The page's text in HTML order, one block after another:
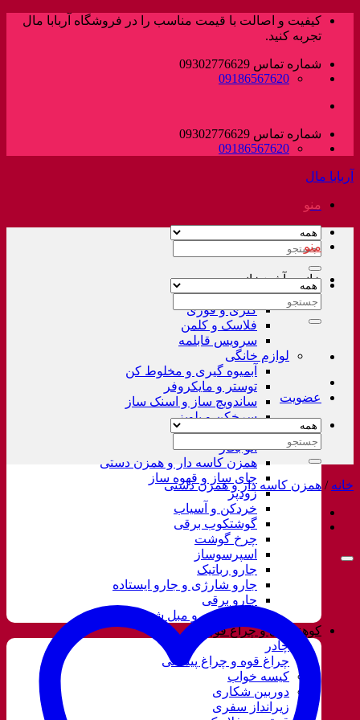
پرش
کیفیت و اصالت با قیمت مناسب را در فروشگاه آربابا مال
تجربه کنید.
شماره تماس 09302776629
09186567620
شماره تماس 09302776629
09186567620
آربابا مال
منو
جستجو
خانه و آشپزخانه
لوازم خانگی غیر برقی
کتری و قوری
فلاسک و کلمن
سرویس قابلمه
لوازم خانگی
آبمیوه گیری و مخلوط کن
توستر و مایکروفر
ساندویچ ساز و اسنک ساز
سرخکن و پلوپز
غذاساز
اتو بخار
همزن کاسه دار و همزن دستی
چای ساز و قهوه ساز
زودپز
خردکن و آسیاب
گوشتکوب برقی
چرخ گوشت
اسپرسوساز
جارو رباتیک
جارو شارژی و جارو ایستاده
جارو برقی
فرش شور و مبل شور
کوهنوردی و چراغ قوه
چادر
چراغ قوه و چراغ پیشانی
کیسه خواب
دوربین شکاری
زیرانداز سفری
منو
جستجو
عضویت
جستجو
خانه / همزن کاسه دار و همزن دستی